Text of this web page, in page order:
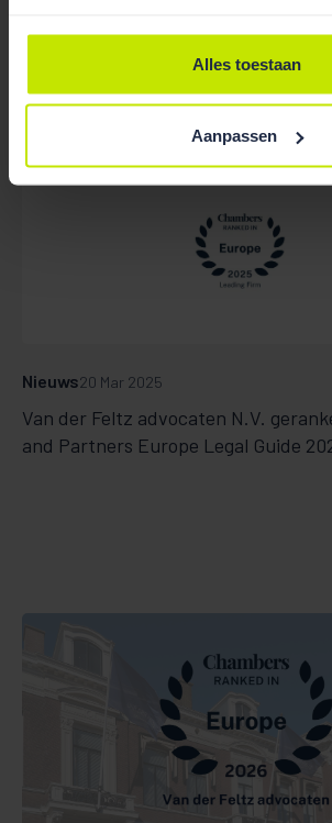
Alles toestaan
Aanpassen
REAL 2025
Van der Feltz advocaten N.V.
and Partners Europe Legal Guide
Nieuws20 Mar 2025